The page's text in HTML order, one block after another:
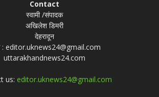
Contact
स्वामी /संपादक
अखिलेश डिमरी
देहरादून
: editor.uknews24@gmail.com
uttarakhandnews24.com
us: editor.uknews24@gmail.com